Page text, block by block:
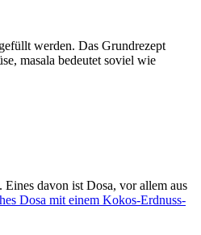
werden. Das Grundrezept
masala bedeutet soviel wie
davon ist Dosa, vor allem aus
Dosa mit einem Kokos-Erdnuss-